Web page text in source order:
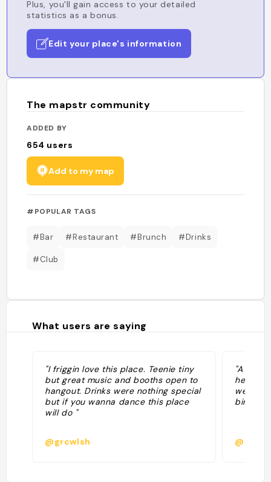
Plus, you'll gain access to your detailed
statistics as a bonus.
Edit your place's information
The mapstr community
ADDED BY
654 users
Add to my map
#POPULAR TAGS
#Bar #Restaurant #Brunch #Drinks
#Club
What users are saying
"I friggin love this place. Teenie tiny
but great music and booths open to
hangout. Drinks were nothing special
but if you wanna dance this place
will do "
@grcwlsh
"A
here.
we